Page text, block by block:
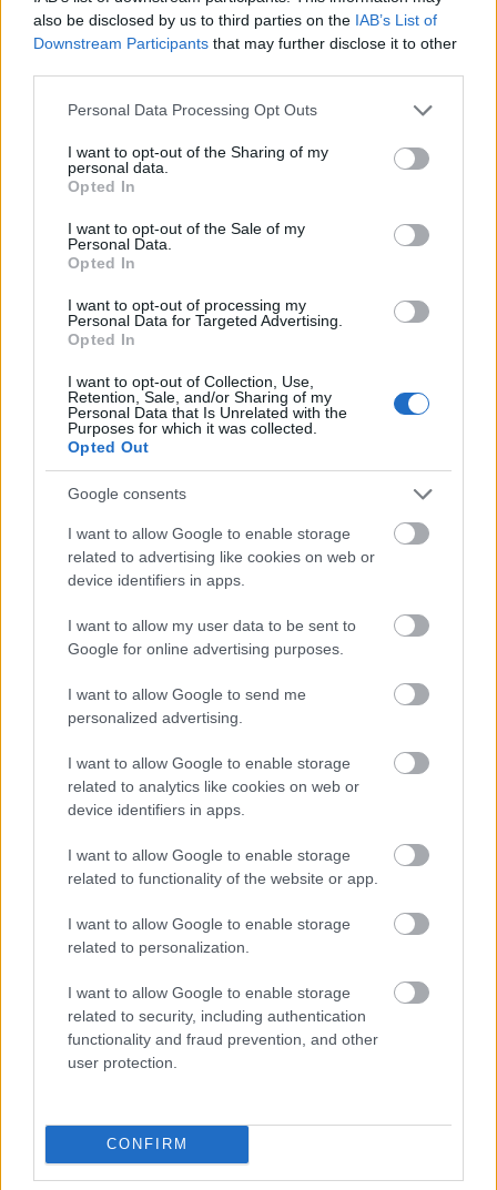
also be disclosed by us to third parties on the IAB’s List of
Downstream Participants that may further disclose it to other
Please note that this website/app uses one or more Google
not limited to your visit or usage behaviour. You may click to
grant or deny consent to Google and its third-party tags to
use your data for below specified purposes in below Google
consent section.
Personal Data Processing Opt Outs
I want to opt-out of the Sharing of my
personal data.
Opted In
I want to opt-out of the Sale of my
Personal Data.
Opted In
I want to opt-out of processing my
Personal Data for Targeted Advertising.
Opted In
I want to opt-out of Collection, Use,
Retention, Sale, and/or Sharing of my
Personal Data that Is Unrelated with the
Purposes for which it was collected.
Opted Out
Google consents
I want to allow Google to enable storage
related to advertising like cookies on web or
device identifiers in apps.
I want to allow my user data to be sent to
Google for online advertising purposes.
I want to allow Google to send me
personalized advertising.
I want to allow Google to enable storage
related to analytics like cookies on web or
device identifiers in apps.
I want to allow Google to enable storage
related to functionality of the website or app.
I want to allow Google to enable storage
related to personalization.
I want to allow Google to enable storage
related to security, including authentication
functionality and fraud prevention, and other
user protection.
CONFIRM
Αξιόχρεο και τράπεζες σε
αναβάθμιση
Ολοκλήρωσε τον κύκλο της η Moody's
προχωρώντας σεαναβάθμιση των πιστοληπτικών
αξιολογήσεων των Alpha Bank και Τράπεζα
Πειραιώςόπως έκανε προχθές με τις ΕΤΕ,
Eurobank και Τράπεζα Αττικής .
Αγορές, φήμες και αποτίμηση
Πραγματικά συνεχίζει να έχει ενδιαφέρον το
γεγονός ότι οι μέτοχοι τουομίλου Σαράντη
συνεχίζουν να αγοράζουν μετοχές. Τα μεγέθη του
ομίλου κινούνται ανοδικά αλλά η μείωση της
πολύ μεγάλο ενδιαφέρον για το Χρηματιστήριο.
Εκτός και αν η προοπτική είναι η μελλοντική
λένε κάποιες φήμες στην αγορά οι οποίες δεν
επιβεβαιώνονται.
Βέβαια με 46 εκατ. ευρώ κέρδη και αποτίμηση
870 εκατ. ευρώ δεν μπορεί κάποιος να ισχυριστεί
ότι η εταιρία είναι ελκυστικά αποτιμημένη όσο και
αν έχει προοπτική περαιτέρω ανάπτυξης.